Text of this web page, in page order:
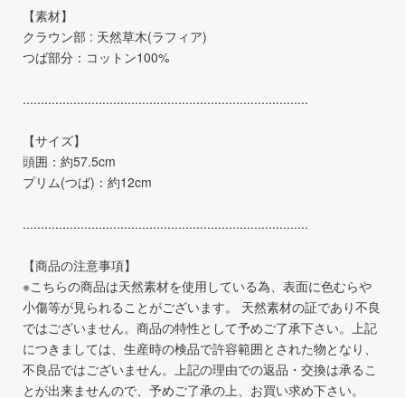
【素材】
クラウン部 : 天然草木(ラフィア)
つば部分：コットン100%
...............................................................................
【サイズ】
頭囲：約57.5cm
プリム(つば)：約12cm
...............................................................................
【商品の注意事項】
※こちらの商品は天然素材を使用している為、表面に色むらや
小傷等が見られることがございます。 天然素材の証であり不良
ではございません。商品の特性として予めご了承下さい。上記
につきましては、生産時の検品で許容範囲とされた物となり、
不良品ではございません。上記の理由での返品・交換は承るこ
とが出来ませんので、予めご了承の上、お買い求め下さい。